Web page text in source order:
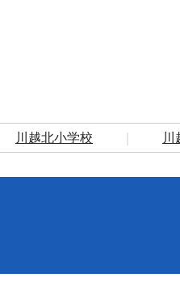
川越北小学校 川